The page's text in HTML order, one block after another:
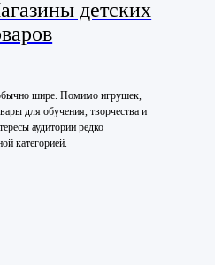
детских
шире. Помимо игрушек,
для обучения, творчества и
аудитории редко
категорией.